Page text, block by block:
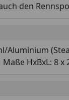
den
Aluminium
HxBxL: 8 x